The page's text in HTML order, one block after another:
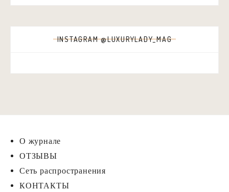
INSTAGRAM @LUXURYLADY_MAG
О журнале
ОТЗЫВЫ
Сеть распространения
КОНТАКТЫ